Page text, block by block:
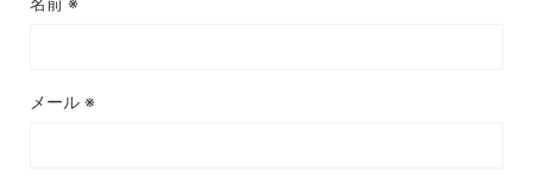
メール ※